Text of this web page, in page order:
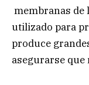
membranas de
utilizado para
produce
asegurarse que